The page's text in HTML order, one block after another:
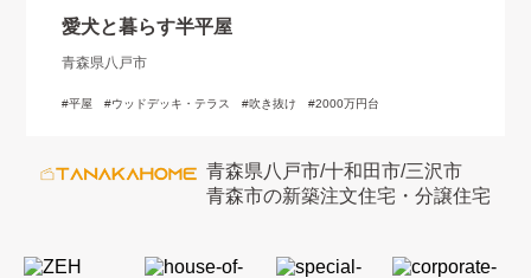
愛犬と暮らす半平屋
青森県八戸市
平屋 ウッドデッキ・テラス 吹き抜け 2000万円台
青森県八戸市/十和田市/三沢市
青森市の新築注文住宅・分譲住宅